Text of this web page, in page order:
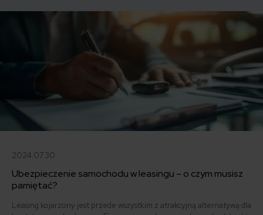
2024.07.30
Ubezpieczenie samochodu w leasingu – o czym musisz
pamiętać?
Leasing kojarzony jest przede wszystkim z atrakcyjną alternatywą dla